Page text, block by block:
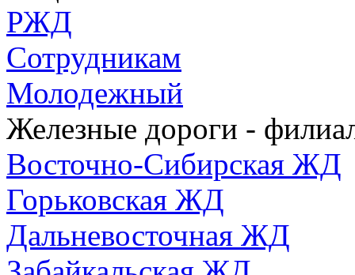
РЖД
Сотрудникам
Молодежный
Железные дороги -
Восточно-Сибирская ЖД
Горьковская ЖД
Дальневосточная ЖД